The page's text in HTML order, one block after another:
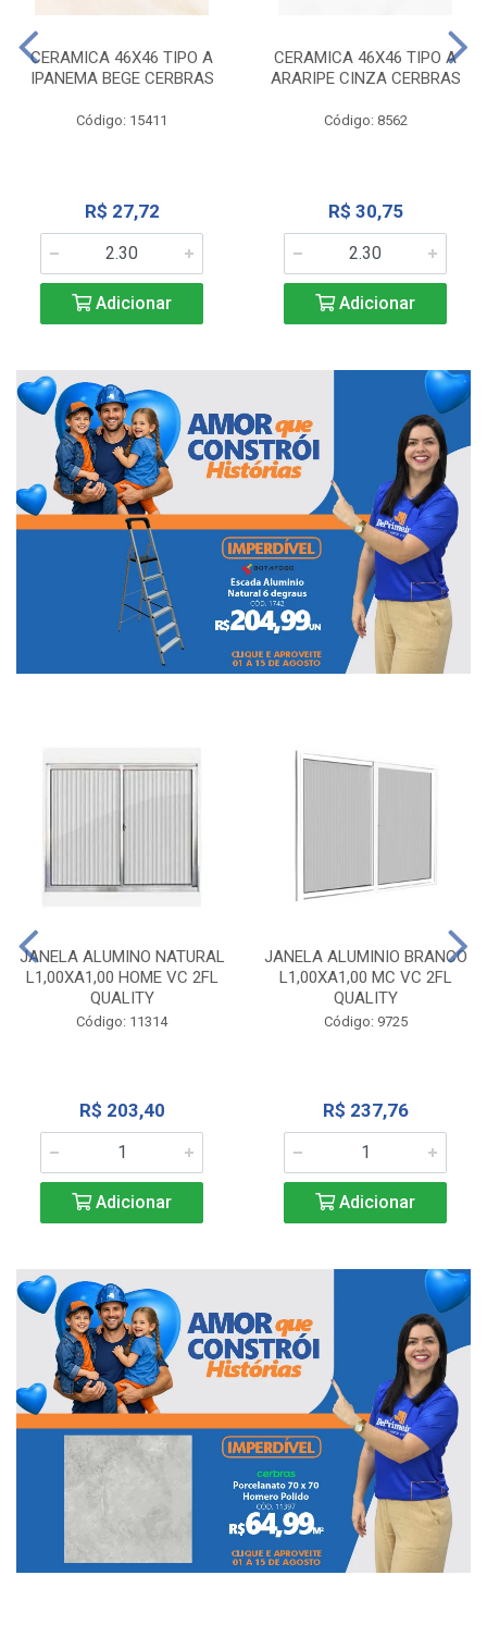
CERAMICA 46X46 TIPO A
IPANEMA BEGE CERBRAS
Código: 15411
R$ 27,72
Adicionar
CERAMICA 46X46 TIPO A
ARARIPE CINZA CERBRAS
Código: 8562
R$ 30,75
Adicionar
JANELA ALUMINO NATURAL
L1,00XA1,00 HOME VC 2FL
QUALITY
Código: 11314
R$ 203,40
Adicionar
JANELA ALUMINIO BRANCO
L1,00XA1,00 MC VC 2FL
QUALITY
Código: 9725
R$ 237,76
Adicionar